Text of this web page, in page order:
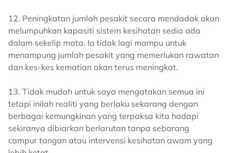
12. Peningkatan jumlah pesakit secara mendadak akan
melumpuhkan kapasiti sistem kesihatan sedia ada
dalam sekelip mata. Ia tidak lagi mampu untuk
menampung jumlah pesakit yang memerlukan rawatan
dan kes-kes kematian akan terus meningkat.
13. Tidak mudah untuk saya mengatakan semua ini
tetapi inilah realiti yang berlaku sekarang dengan
berbagai kemungkinan yang terpaksa kita hadapi
sekiranya dibiarkan berlarutan tanpa sebarang
campur tangan atau intervensi kesihatan awam yang